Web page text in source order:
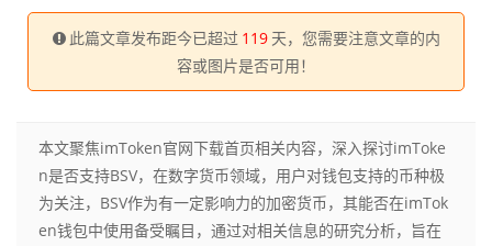
此篇文章发布距今已超过 119 天，您需要注意文章的内
容或图片是否可用！
本文聚焦imToken官网下载首页相关内容，深入探讨imToke
n是否支持BSV，在数字货币领域，用户对钱包支持的币种极
为关注，BSV作为有一定影响力的加密货币，其能否在imTok
en钱包中使用备受瞩目，通过对相关信息的研究分析，旨在